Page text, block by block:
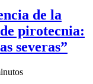
de la
pirotecnia:
severas”